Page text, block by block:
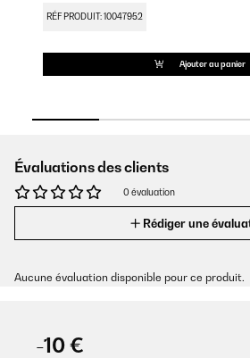
RÉF PRODUIT: 10047952
Ajouter au panier
Évaluations des clients
0 évaluation
Rédiger une
Aucune évaluation disponible pour ce produit.
-10 €